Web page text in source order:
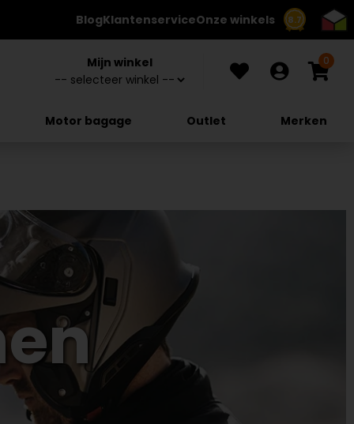
8.7
BlogKlantenserviceOnze winkels
Mijn winkel 0
Motor bagage Outlet Merken